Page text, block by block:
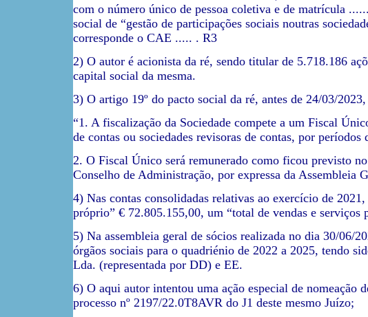
com o número único de pessoa coletiva e de matrícula
social de “gestão de participações sociais noutras
corresponde o CAE ..... . R3
2) O autor é acionista da ré, sendo titular de 5.718.186
capital social da mesma.
3) O artigo 19º do pacto social da ré, antes de 24/03/
“1. A fiscalização da Sociedade compete a um Fiscal
de contas ou sociedades revisoras de contas, por
2. O Fiscal Único será remunerado como ficou previsto
Conselho de Administração, por expressa da Assembleia
4) Nas contas consolidadas relativas ao exercício de
próprio” € 72.805.155,00, um “total de vendas e
5) Na assembleia geral de sócios realizada no dia 30/06/
órgãos sociais para o quadriénio de 2022 a 2025, tendo
Lda. (representada por DD) e EE.
6) O aqui autor intentou uma ação especial de nomeação
processo nº 2197/22.0T8AVR do J1 deste mesmo Juízo;